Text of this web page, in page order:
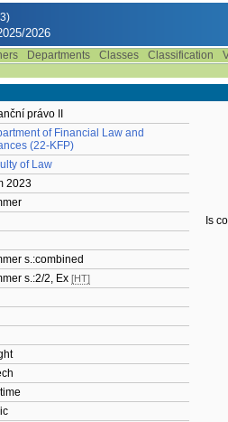
2026
Departments Classes Classification
právo II
of Financial Law and
(22-KFP)
of Law
2023
s.:combined
s.:2/2, Ex [HT]
Is